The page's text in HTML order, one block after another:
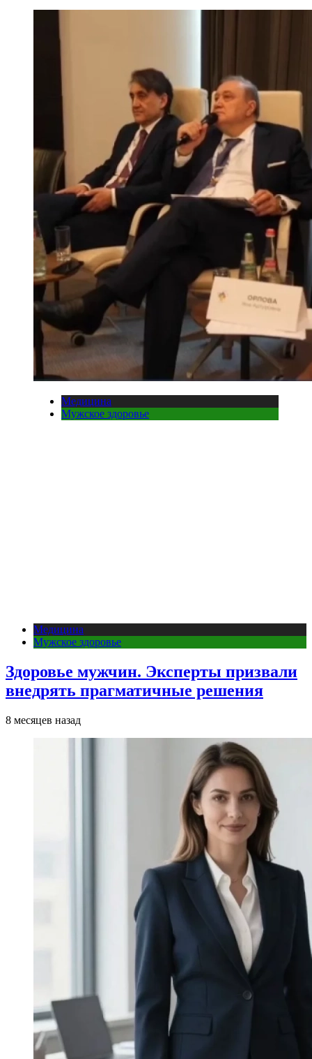
Медицина
Мужское здоровье
Медицина
Мужское здоровье
Здоровье мужчин. Эксперты призвали
внедрять прагматичные решения
8 месяцев назад